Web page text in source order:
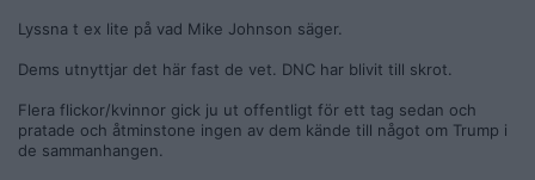
Lyssna t ex lite på vad Mike Johnson säger.
Dems utnyttjar det här fast de vet. DNC har blivit till skrot.
Flera flickor/kvinnor gick ju ut offentligt för ett tag sedan och
pratade och åtminstone ingen av dem kände till något om Trump i
de sammanhangen.